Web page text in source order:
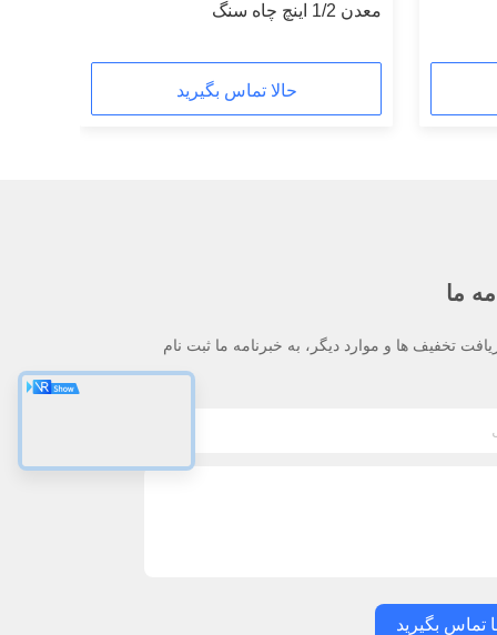
معدن 1/2 اینچ چاه سنگ
حالا تماس بگیرید
ما
تخفیف ها و موارد دیگر، به خبرنامه ما ثبت نام
تماس بگیرید